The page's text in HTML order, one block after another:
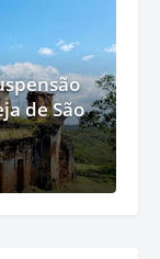
de São